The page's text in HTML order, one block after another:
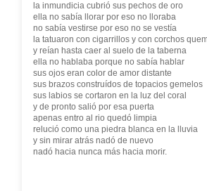
la inmundicia cubrió sus pechos de oro
ella no sabía llorar por eso no lloraba
no sabía vestirse por eso no se vestía
la tatuaron con cigarrillos y con corchos
y reían hasta caer al suelo de la taberna
ella no hablaba porque no sabía hablar
sus ojos eran color de amor distante
sus brazos construídos de topacios gemelos
sus labios se cortaron en la luz del coral
y de pronto salió por esa puerta
apenas entro al rio quedó limpia
relució como una piedra blanca en la lluvia
y sin mirar atrás nadó de nuevo
nadó hacia nunca más hacia morir.